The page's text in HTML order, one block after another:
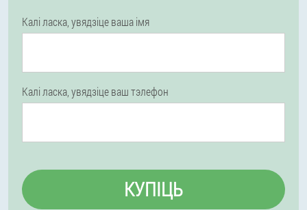
Калі ласка, увядзіце ваша імя
Калі ласка, увядзіце ваш тэлефон
КУПІЦЬ